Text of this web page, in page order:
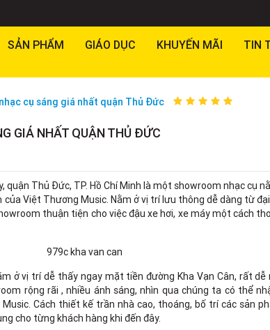
SẢN PHẨM GIÁO DỤC KHUYẾN MÃI TIN
cụ sáng giá nhất quận Thủ Đức
GIÁ NHẤT QUẬN THỦ ĐỨC
quận Thủ Đức, TP. Hồ Chí Minh là một showroom nhạc cụ
Việt Thương Music. Nằm ở vị trí lưu thông dễ dàng từ
thuận tiện cho việc đậu xe hơi, xe máy một cách
ở vị trí dễ thấy ngay mặt tiền đường Kha Vạn Cân, rất dễ
rộng rãi , nhiều ánh sáng, nhìn qua chúng ta có thể
Cách thiết kế trần nhà cao, thoáng, bố trí các sản
cho từng khách hàng khi đến đây.